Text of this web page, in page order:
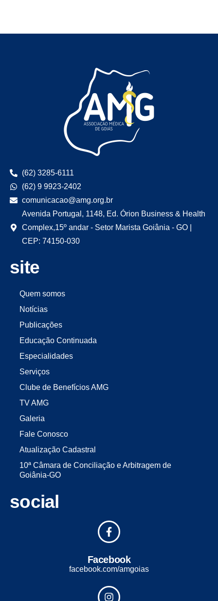
(62) 3285-6111
(62) 9 9923-2402
comunicacao@amg.org.br
Avenida Portugal, 1148, Ed. Órion Business & Health
Complex,15º andar - Setor Marista Goiânia - GO |
CEP: 74150-030
site
Quem somos
Notícias
Publicações
Educação Continuada
Especialidades
Serviços
Clube de Benefícios AMG
TV AMG
Galeria
Fale Conosco
Atualização Cadastral
10ª Câmara de Conciliação e Arbitragem de
Goiânia-GO
social
Facebook
facebook.com/amgoias